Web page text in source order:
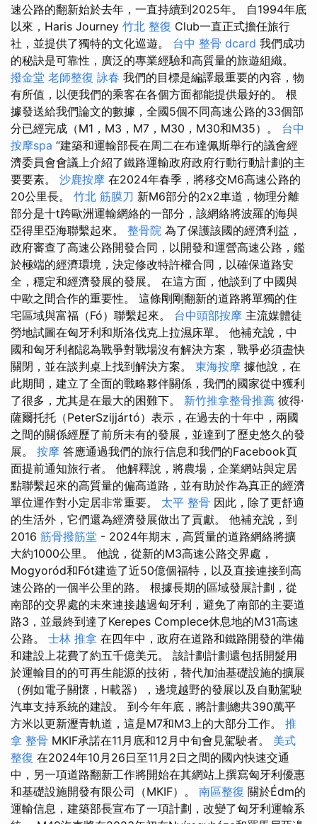
速公路的翻新始於去年，一直持續到2025年。 自1994年底
以來，Haris Journey 竹北 整復 Club一直正式擔任旅行
社，並提供了獨特的文化巡遊。 台中 整骨 dcard 我們成功
的秘訣是可靠性，廣泛的專業經驗和高質量的旅遊組織。
撥金堂 老師整復 詠春 我們的目標是編譯最重要的內容，物
有所值，以便我們的乘客在各個方面都能提供最好的。 根
據發送給我們論文的數據，全國5個不同高速公路的33個部
分已經完成（M1，M3，M7，M30，M30和M35）。 台中
按摩spa “建築和運輸部長在周二在布達佩斯舉行的議會經
濟委員會會議上介紹了鐵路運輸政府政府行動行動計劃的主
要要素。 沙鹿按摩 在2024年春季，將移交M6高速公路的
20公里長。 竹北 筋膜刀 新M6部分的2x2車道，物理分離
部分是十t跨歐洲運輸網絡的一部分，該網絡將波羅的海與
亞得里亞海聯繫起來。 整骨院 為了保護該國的經濟利益，
政府審查了高速公路開發合同，以開發和運營高速公路，鑑
於極端的經濟環境，決定修改特許權合同，以確保道路安
全，穩定和經濟發展的發展。 在這方面，他談到了中國與
中歐之間合作的重要性。 這條剛剛翻新的道路將單獨的住
宅區域與富福（Fó）聯繫起來。 台中頭部按摩 主流媒體徒
勞地試圖在匈牙利和斯洛伐克上拉濕床單。 他補充說，中
國和匈牙利都認為戰爭對戰場沒有解決方案，戰爭必須盡快
關閉，並在談判桌上找到解決方案。 東海按摩 據他說，在
此期間，建立了全面的戰略夥伴關係，我們的國家從中獲利
了很多，尤其是在最大的困難下。 新竹推拿整骨推薦 彼得·
薩爾托托（PeterSzijjártó）表示，在過去的十年中，兩國
之間的關係經歷了前所未有的發展，並達到了歷史悠久的發
展。 按摩 答應通過我們的旅行信息和我們的Facebook頁
面提前通知旅行者。 他解釋說，將農場，企業網站與定居
點聯繫起來的高質量的偏高道路，並有助於作為真正的經濟
單位運作對小定居非常重要。 太平 整骨 因此，除了更舒適
的生活外，它們還為經濟發展做出了貢獻。 他補充說，到
2016 筋骨撥筋堂 - 2024年期末，高質量的道路網絡將擴
大約1000公里。 他說，從新的M3高速公路交界處，
Mogyoród和Fót建造了近50億個福特，以及直接連接到高
速公路的一個半公里的路。 根據長期的區域發展計劃，從
南部的交界處的未來連接越過匈牙利，避免了南部的主要道
路3，並最終到達了Kerepes Complece休息地的M31高速
公路。 士林 推拿 在四年中，政府在道路和鐵路開發的準備
和建設上花費了約五千億美元。 該計劃計劃還包括開髮用
於運輸目的的可再生能源的技術，替代加油基礎設施的擴展
（例如電子關懷，H載器），邊境越野的發展以及自動駕駛
汽車支持系統的建設。 到今年年底，將計劃總共390萬平
方米以更新瀝青軌道，這是M7和M3上的大部分工作。 推
拿 整骨 MKIF承諾在11月底和12月中旬會見駕駛者。 美式
整復 在2024年10月26日至11月2日之間的國內快速交通
中，另一項道路翻新工作將開始在其網站上撰寫匈牙利優惠
和基礎設施開發有限公司（MKIF）。 南區整復 關於Édm的
運輸信息，建築部長宣布了一項計劃，改變了匈牙利運輸系